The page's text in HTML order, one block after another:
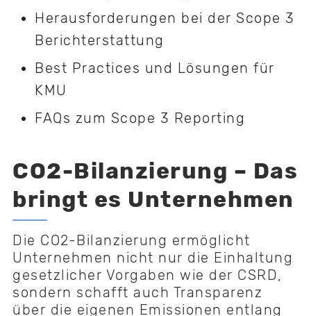
Herausforderungen bei der Scope 3
Berichterstattung
Best Practices und Lösungen für
KMU
FAQs zum Scope 3 Reporting
CO2-Bilanzierung – Das
bringt es Unternehmen
Die CO2-Bilanzierung ermöglicht
Unternehmen nicht nur die Einhaltung
gesetzlicher Vorgaben wie der CSRD,
sondern schafft auch Transparenz
über die eigenen Emissionen entlang